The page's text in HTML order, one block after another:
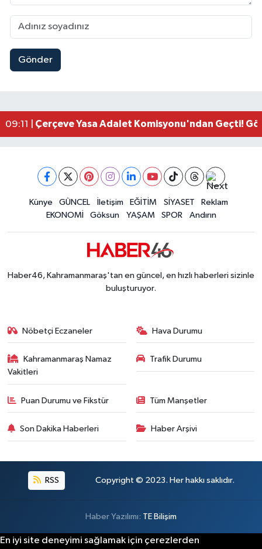
Gönder
17:19 |Kahramanmaraşlı İşçi Adana'daki Tünel
09:11 | Çerçeve Yasa Adalet Komisyonu'ndan Geçti!
09:04 |Kahramanmaraş'taki Okul Saldırısı TBMM
Kahramanmaraş'ta Pusula Maraş Eğitim
Kahramanmaraş'ta Tarım İçin Su Seferberliği
20:02 |Kahramanmaraş'ta 5 Kilometrelik Yolda Sıcak
Künye GÜNCEL İletişim EĞİTİM SİYASET
Reklam
EKONOMİ
Göksun YAŞAM SPOR Andırın
Haber46, Kahramanmaraş'tan en güncel, en hızlı haberleri sizinle
buluşturuyor.
Nöbetçi Eczaneler Hava Durumu
Kahramanmaraş Namaz
Vakitleri
Trafik Durumu
Puan Durumu ve Fikstür Tüm Manşetler
Son Dakika Haberleri Haber Arşivi
RSS Copyright © 2023. Her hakkı saklıdır.
Haber Yazılımı: TE Bilişim
En iyi site deneyimi sağlamak için çerezlerden